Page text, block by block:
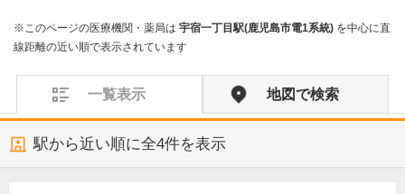
※このページの医療機関・薬局は 宇宿一丁目駅(鹿児島市電1系統) を中心に直
線距離の近い順で表示されています
一覧表示 地図で検索
駅から近い順に全4件を表示